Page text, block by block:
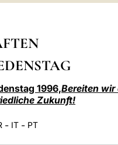
1996,Bereiten wir
Zukunft!
- IT - PT